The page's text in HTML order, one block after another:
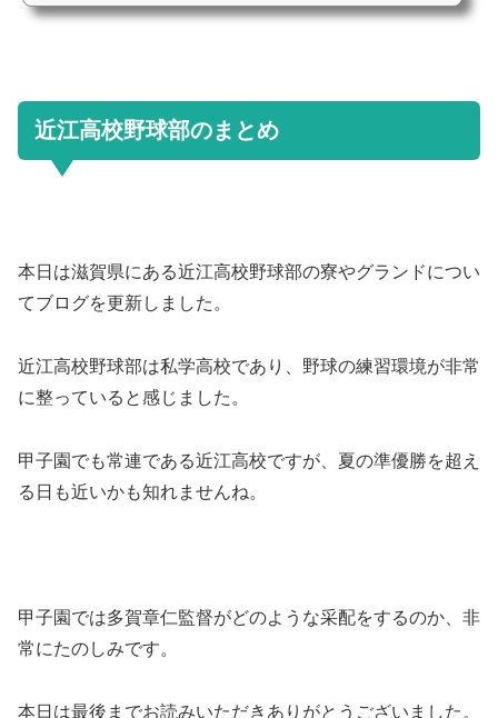
か？そして、指導方法や性格についても調査してみたいと思います。本日は『多賀
近江高校野球部のまとめ
本日は滋賀県にある近江高校野球部の寮やグランドについ
てブログを更新しました。
近江高校野球部は私学高校であり、野球の練習環境が非常
に整っていると感じました。
甲子園でも常連である近江高校ですが、夏の準優勝を超え
る日も近いかも知れませんね。
甲子園では多賀章仁監督がどのような采配をするのか、非
常にたのしみです。
本日は最後までお読みいただきありがとうございました。